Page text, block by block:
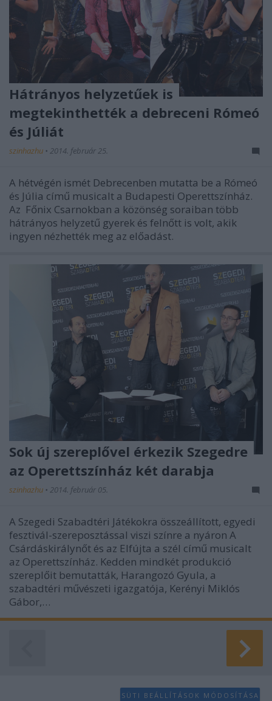
Hátrányos helyzetűek is
megtekinthették a debreceni Rómeó
és Júliát
szinhazhu • 2014. február 25.
A hétvégén ismét Debrecenben mutatta be a Rómeó
és Júlia című musicalt a Budapesti Operettszínház.
Az Főnix Csarnokban a közönség soraiban több
hátrányos helyzetű gyerek és felnőtt is volt, akik
ingyen nézhették meg az előadást.
Sok új szereplővel érkezik Szegedre
az Operettszínház két darabja
szinhazhu • 2014. február 05.
A Szegedi Szabadtéri Játékokra összeállított, egyedi
fesztivál-szereposztással viszi színre a nyáron A
Csárdáskirálynőt és az Elfújta a szél című musicalt
az Operettszínház. Kedden mindkét produkció
szereplőit bemutatták, Harangozó Gyula, a
szabadtéri művészeti igazgatója, Kerényi Miklós
Gábor,…
SÜTI BEÁLLÍTÁSOK MÓDOSÍTÁSA